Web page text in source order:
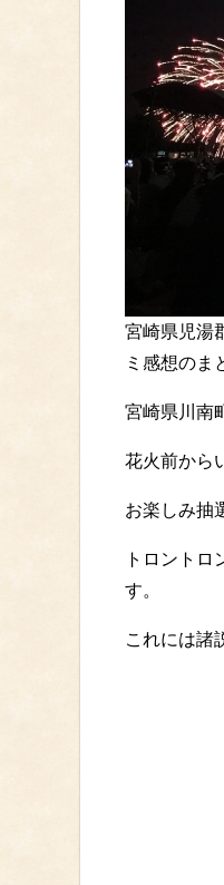
宮崎県児湯
ミ感想のま
宮崎県川南
花火前から
お楽しみ抽
トロント
す。
これには諸